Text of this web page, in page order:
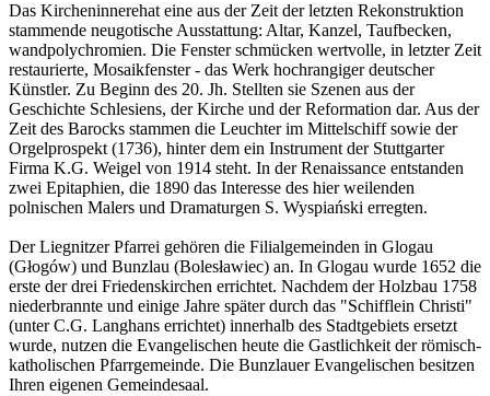
Das Kircheninnerehat eine aus der Zeit der letzten Rekonstruktion
stammende neugotische Ausstattung: Altar, Kanzel, Taufbecken,
wandpolychromien. Die Fenster schmücken wertvolle, in letzter Zeit
restaurierte, Mosaikfenster - das Werk hochrangiger deutscher
Künstler. Zu Beginn des 20. Jh. Stellten sie Szenen aus der
Geschichte Schlesiens, der Kirche und der Reformation dar. Aus der
Zeit des Barocks stammen die Leuchter im Mittelschiff sowie der
Orgelprospekt (1736), hinter dem ein Instrument der Stuttgarter
Firma K.G. Weigel von 1914 steht. In der Renaissance entstanden
zwei Epitaphien, die 1890 das Interesse des hier weilenden
polnischen Malers und Dramaturgen S. Wyspiański erregten.
Der Liegnitzer Pfarrei gehören die Filialgemeinden in Glogau
(Głogów) und Bunzlau (Bolesławiec) an. In Glogau wurde 1652 die
erste der drei Friedenskirchen errichtet. Nachdem der Holzbau 1758
niederbrannte und einige Jahre später durch das "Schifflein Christi"
(unter C.G. Langhans errichtet) innerhalb des Stadtgebiets ersetzt
wurde, nutzen die Evangelischen heute die Gastlichkeit der römisch-
katholischen Pfarrgemeinde. Die Bunzlauer Evangelischen besitzen
Ihren eigenen Gemeindesaal.